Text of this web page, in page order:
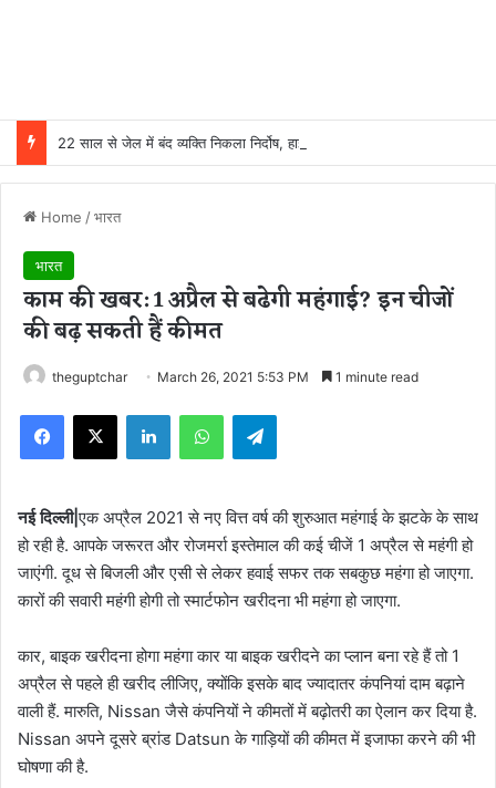
Home /भारत
भारत
काम की खबर: 1 अप्रैल से बढेगी महंगाई? इन चीजों
की बढ़ सकती हैं कीमत
theguptchar March 26, 2021 5:53 PM 1 minute read
नई दिल्ली|एक अप्रैल 2021 से नए वित्त वर्ष की शुरुआत महंगाई के झटके के साथ
हो रही है. आपके जरूरत और रोजमर्रा इस्तेमाल की कई चीजें 1 अप्रैल से महंगी हो
जाएंगी. दूध से बिजली और एसी से लेकर हवाई सफर तक सबकुछ महंगा हो जाएगा.
कारों की सवारी महंगी होगी तो स्मार्टफोन खरीदना भी महंगा हो जाएगा.
कार, बाइक खरीदना होगा महंगा कार या बाइक खरीदने का प्लान बना रहे हैं तो 1
अप्रैल से पहले ही खरीद लीजिए, क्योंकि इसके बाद ज्यादातर कंपनियां दाम बढ़ाने
वाली हैं. मारुति, Nissan जैसे कंपनियों ने कीमतों में बढ़ोतरी का ऐलान कर दिया है.
Nissan अपने दूसरे ब्रांड Datsun के गाड़ियों की कीमत में इजाफा करने की भी
घोषणा की है.